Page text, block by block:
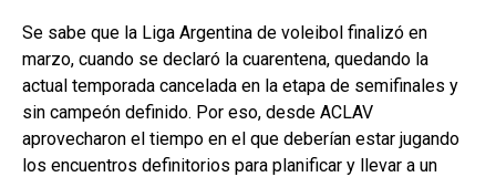
Se sabe que la Liga Argentina de voleibol finalizó en
marzo, cuando se declaró la cuarentena, quedando la
actual temporada cancelada en la etapa de semifinales y
sin campeón definido. Por eso, desde ACLAV
aprovecharon el tiempo en el que deberían estar jugando
los encuentros definitorios para planificar y llevar a un